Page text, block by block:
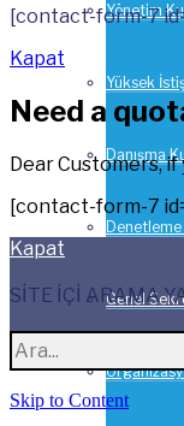
Yönetim
Yüksek
Danışma
Genel
[contact-form-7
Kapat
Need a
Dear Customers,
[contact-form-7
Kapat
SİTE İÇİ ARAMA
Skip to Content